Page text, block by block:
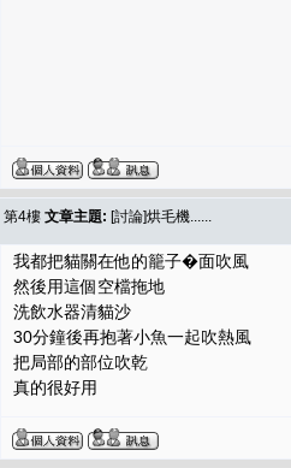
第4樓 文章主題: [討論]烘毛機......
我都把貓關在他的籠子�面吹風
然後用這個空檔拖地
洗飲水器清貓沙
30分鐘後再抱著小魚一起吹熱風
把局部的部位吹乾
真的很好用